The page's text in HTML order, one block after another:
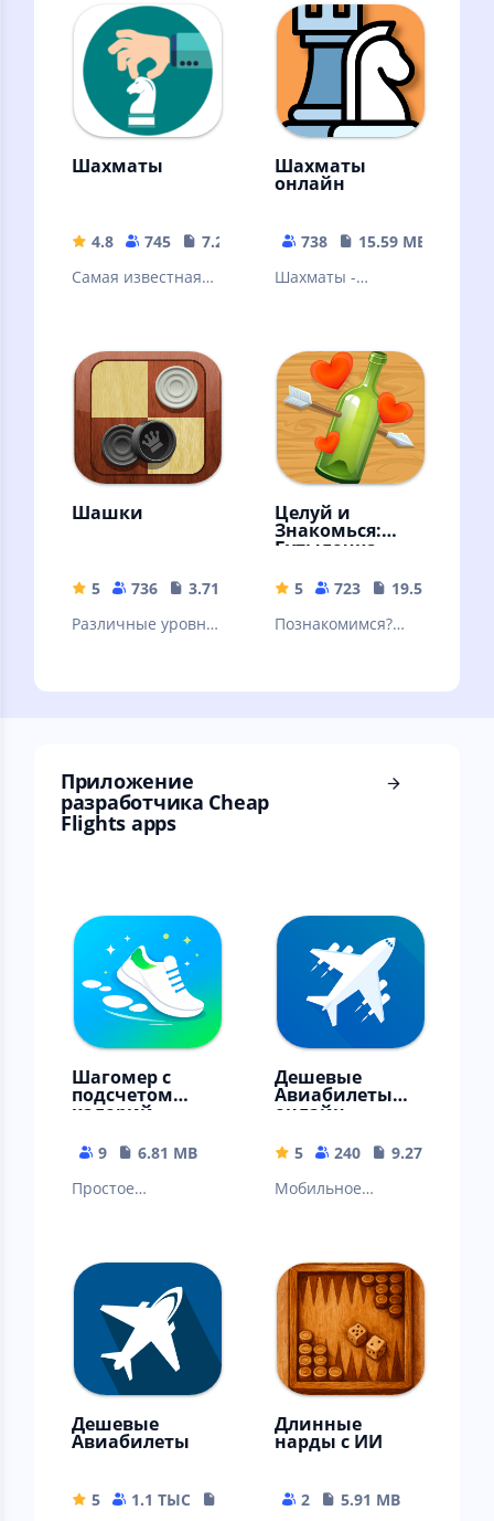
детства
Множество задач
и уроков!
Шахматы
4.8 745
7.27 MB
Самая известная
(Stockfish)
Шахматы
онлайн
738
15.59 MB
Шахматы -
стратегическая
игра
Шашки
5 736
3.71 MB
Различные уровни
Целуй и
Знакомься:
Бутылочка
5 723
19.57 MB
Познакомимся?
Приложение
разработчика Cheap
Flights apps
Шагомер с
подсчетом
калорий
9
6.81 MB
Простое
подсчета шагов
при ходьбе
Дешевые
Авиабилеты
онлайн
5 240
9.27 MB
Мобильное
бронирования
авиабилетов
Дешевые
Авиабилеты
5 1.1 ТЫС
Длинные
нарды с ИИ
2 5.91 MB